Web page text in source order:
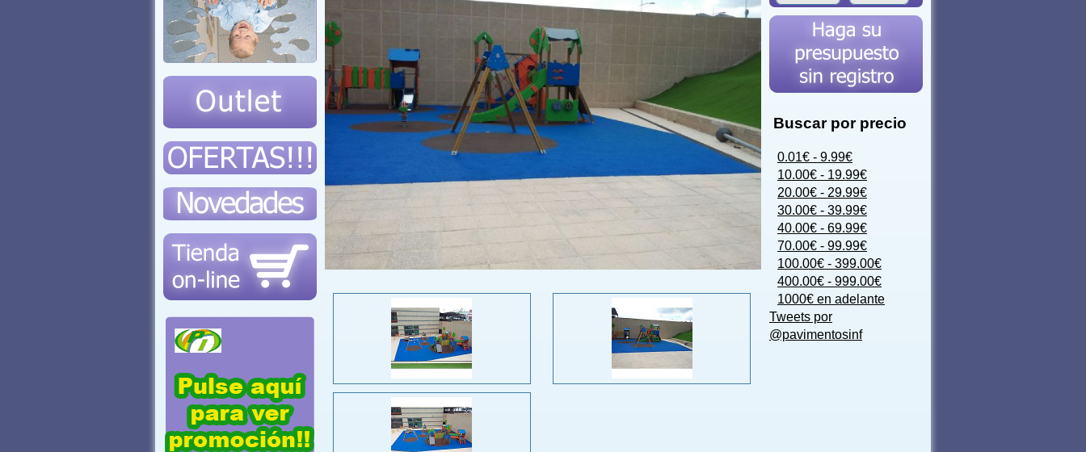
Buscar por precio
0.01€ - 9.99€
10.00€ - 19.99€
20.00€ - 29.99€
30.00€ - 39.99€
40.00€ - 69.99€
70.00€ - 99.99€
100.00€ - 399.00€
400.00€ - 999.00€
1000€ en adelante
Tweets por
@pavimentosinf